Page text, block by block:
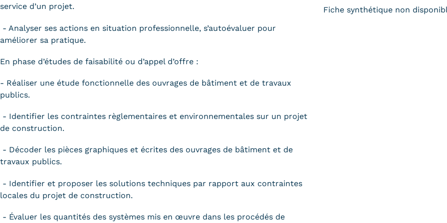
service d’un projet.
- Analyser ses actions en situation professionnelle, s’autoévaluer pour
améliorer sa pratique.
En phase d’études de faisabilité ou d’appel d’offre :
- Réaliser une étude fonctionnelle des ouvrages de bâtiment et de travaux
publics.
- Identifier les contraintes règlementaires et environnementales sur un projet
de construction.
- Décoder les pièces graphiques et écrites des ouvrages de bâtiment et de
travaux publics.
- Identifier et proposer les solutions techniques par rapport aux contraintes
locales du projet de construction.
- Évaluer les quantités des systèmes mis en œuvre dans les procédés de
Fiche synthétique non